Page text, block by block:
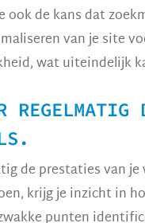
de kans dat
van je site
wat uiteindelijk
de prestaties van
krijg je inzicht in